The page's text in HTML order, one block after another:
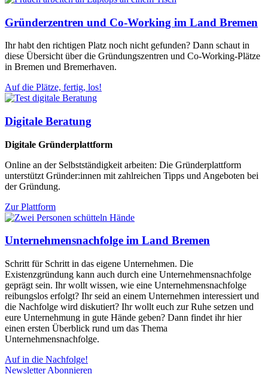
Gründerzentren und Co-Working im Land Bremen
Ihr habt den richtigen Platz noch nicht gefunden? Dann schaut in
diese Übersicht über die Gründungszentren und Co-Working-Plätze
in Bremen und Bremerhaven.
Auf die Plätze, fertig, los!
Digitale Beratung
Digitale Gründerplattform
Online an der Selbstständigkeit arbeiten: Die Gründerplattform
unterstützt Gründer:innen mit zahlreichen Tipps und Angeboten bei
der Gründung.
Zur Plattform
Unternehmensnachfolge im Land Bremen
Schritt für Schritt in das eigene Unternehmen. Die
Existenzgründung kann auch durch eine Unternehmensnachfolge
geprägt sein. Ihr wollt wissen, wie eine Unternehmensnachfolge
reibungslos erfolgt? Ihr seid an einem Unternehmen interessiert und
die Nachfolge wird diskutiert? Ihr wollt euch zur Ruhe setzen und
eure Unternehmung in gute Hände geben? Dann findet ihr hier
einen ersten Überblick rund um das Thema
Unternehmensnachfolge.
Auf in die Nachfolge!
Newsletter Abonnieren